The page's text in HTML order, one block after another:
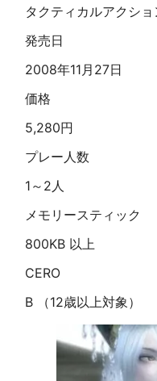
タクティカルアクショ
発売日
2008年11月27日
価格
5,280円
プレー人数
1～2人
メモリースティック
800KB 以上
CERO
B （12歳以上対象）